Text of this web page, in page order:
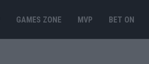
GAMES ΖΟΝΕ MVP BET ΟΝ